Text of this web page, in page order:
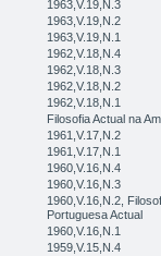
1963,V.19,N.3
1963,V.19,N.2
1963,V.19,N.1
1962,V.18,N.4
1962,V.18,N.3
1962,V.18,N.2
1962,V.18,N.1
Filosofia Actual na
1961,V.17,N.2
1961,V.17,N.1
1960,V.16,N.4
1960,V.16,N.3
1960,V.16,N.2,
Portuguesa Actual
1960,V.16,N.1
1959,V.15,N.4